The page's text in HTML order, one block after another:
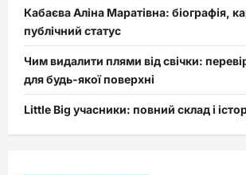
Кабаєва Аліна Маратівна: біографія,
публічний статус
Чим видалити плями від свічки:
для будь-якої поверхні
Little Big учасники: повний склад і